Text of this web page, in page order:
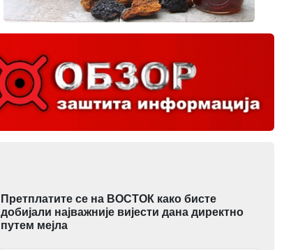
Претплатите се на ВОСТОК како бисте
добијали најважније вијести дана директно
путем мејла